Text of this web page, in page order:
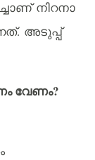
നിറനാ
. അടുപ്പ്
വേണം?